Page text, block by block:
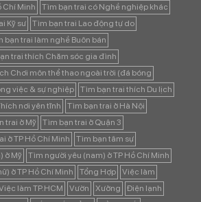
Chí Minh
Tìm bạn trai có Nghề nghiệp khác
Kỹ sư
Tìm bạn trai Lao động tự do
bạn trai làm nghề Buôn bán
trai thích Chăm sóc gia đình
Chơi môn thể thao ngoài trời (đá bóng
việc & sự nghiệp
Tìm bạn trai thích Du lịch
nơi yên tĩnh
Tìm bạn trai ở Hà Nội
trai ở Mỹ
Tìm bạn trai ở Quận 3
ở TP Hồ Chí Minh
Tìm bạn tâm sự
ở Mỹ
Tìm người yêu (nam) ở TP Hồ Chí Minh
ở TP Hồ Chí Minh
Tổng Hợp
Việc làm
làm TP.HCM Vườn Xưởng
Điện lạnh